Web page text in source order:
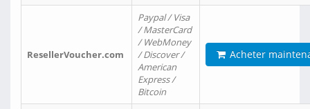
ResellerVoucher.com
Paypal / Visa
/ MasterCard
/ WebMoney
/ Discover /
American
Express /
Bitcoin
Acheter